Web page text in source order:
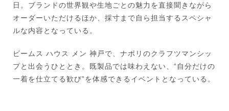
日。ブランドの世界観や生地ごとの魅力を直接聞きながら
オーダーいただけるほか、採寸まで自ら担当するスペシャ
ルな内容となっている。
ビームス ハウス メン 神戸で、ナポリのクラフツマンシッ
プと出会うひととき。既製品では味わえない、“自分だけの
一着を仕立てる歓び”を体感できるイベントとなっている。